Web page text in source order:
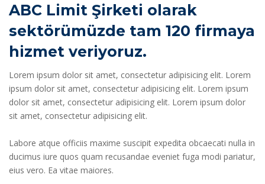
ABC Limit Şirketi olarak
sektörümüzde tam 120 firmaya
hizmet veriyoruz.
Lorem ipsum dolor sit amet, consectetur adipisicing elit. Lorem
ipsum dolor sit amet, consectetur adipisicing elit. Lorem ipsum
dolor sit amet, consectetur adipisicing elit. Lorem ipsum dolor
sit amet, consectetur adipisicing elit.
Labore atque officiis maxime suscipit expedita obcaecati nulla in
ducimus iure quos quam recusandae eveniet fuga modi pariatur,
eius vero. Ea vitae maiores.